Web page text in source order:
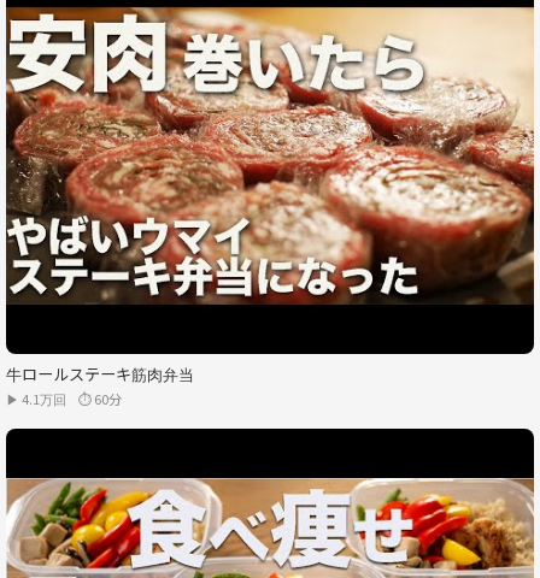
牛ロールステーキ筋肉弁当
▶ 4.1万回 ⏱ 60分